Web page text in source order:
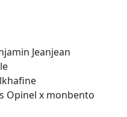
Jeanjean
Opinel x monbento